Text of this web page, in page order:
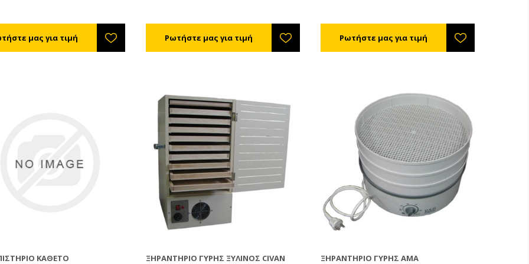
ξήρανσης είναι από 8 - 72
με την υγρασία, τη
Η διάρκεια ξήρανσης είναι από 8 - 72
ώρες ανάλογα με την υγρασία, τη
9 σήτες 500*280χιλ. Διαστάσεις:
900*340*630χιλ. Βάρος: 45κιλά
ΚΑΘΕΤΟ ΞΗΡΑΝΤΉΡΙΟ ΓΎΡΗΣ ΞΎΛΙΝΟΣ CIVAN ΞΗΡΑΝΤΉΡΙΟ ΓΎΡΗΣ AMA